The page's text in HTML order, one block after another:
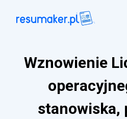
Wznowienie
stanowiska,